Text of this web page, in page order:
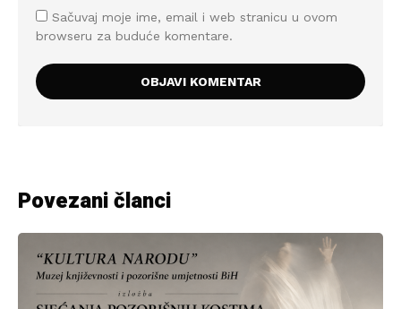
Sačuvaj moje ime, email i web stranicu u ovom
browseru za buduće komentare.
Povezani članci